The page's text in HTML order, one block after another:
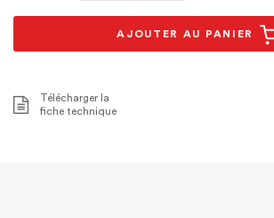
AJOUTER AU PANIER
Télécharger la
fiche technique